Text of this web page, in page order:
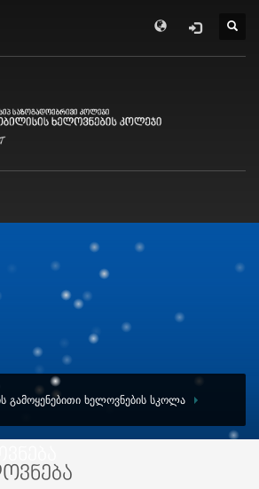
ᲒᲐᲛᲝᲧᲔᲜᲔᲑᲘᲗᲘ ᲮᲔᲚᲝᲕᲜᲔᲑᲘᲡ ᲡᲙᲝᲚᲐ